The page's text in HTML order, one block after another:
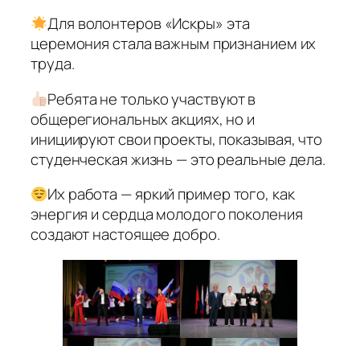
Для волонтеров «Искры» эта
церемония стала важным признанием их
труда.
Ребята не только участвуют в
общерегиональных акциях, но и
инициируют свои проекты, показывая, что
студенческая жизнь — это реальные дела.
Их работа — яркий пример того, как
энергия и сердца молодого поколения
создают настоящее добро.